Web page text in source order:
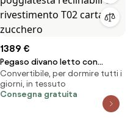
1389 €
Pegaso divano letto con
poggiatesta reclinabili e
rivestimento T02 carta da
zucchero
Convertibile, per dormire tutti i
giorni, in tessuto
Consegna gratuita